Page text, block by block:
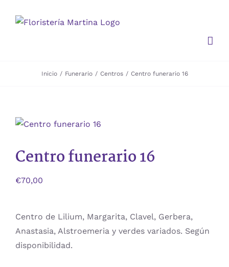
Inicio Funerario Centros Centro funerario 16
Centro funerario 16
€70,00
Centro de Lilium, Margarita, Clavel, Gerbera,
Anastasia, Alstroemeria y verdes variados. Según
disponibilidad.